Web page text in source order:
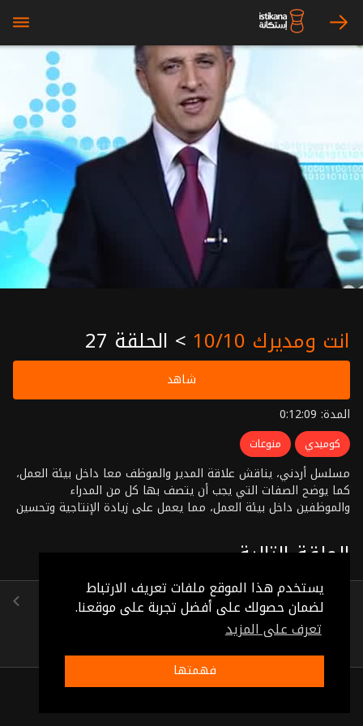
يستخدم هذا الموقع ملفات تعريف الارتباط
لضمان حصولك على أفضل تجربة على موقعنا.
تعرف على المزيد
فهمتها
arrow_right
bars
انت ومديرك 10/10 > الحلقة 27
شاهد
المدة: 0:12:09
كوميدي منوعات
مسلسل أردني، يناقش علاقة المدير والموظف معا داخل بيئة العمل،
كما يوضح الصفات التي يجب أن يتصف بها كل من المدراء
والموظفين داخل بيئة العمل، مما يعمل على زيادة الإنتاجية وتحسين
الحلقة التالية
الحلقة 28
(0:11:54)